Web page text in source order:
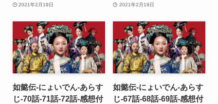
2021年2月19日 2021年2月19日
如懿伝-にょいでん-あらす
じ-70話-71話-72話-感想付
如懿伝-にょいでん-あらす
じ-67話-68話-69話-感想付